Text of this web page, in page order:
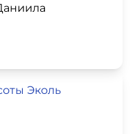
Эколь